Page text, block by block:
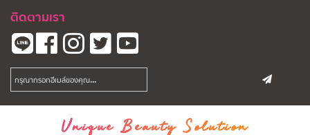
ติดตามเรา
Unique Beauty Solution